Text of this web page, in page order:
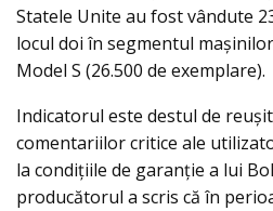
Statele Unite au fost vândute
locul doi în segmentul
Model S (26.500 de exemplare).
Indicatorul este destul de
comentariilor critice ale
la condițiile de garanție a lui
producătorul a scris că în